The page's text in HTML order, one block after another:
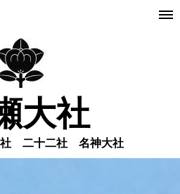
大社
社 二十二社 名神大社